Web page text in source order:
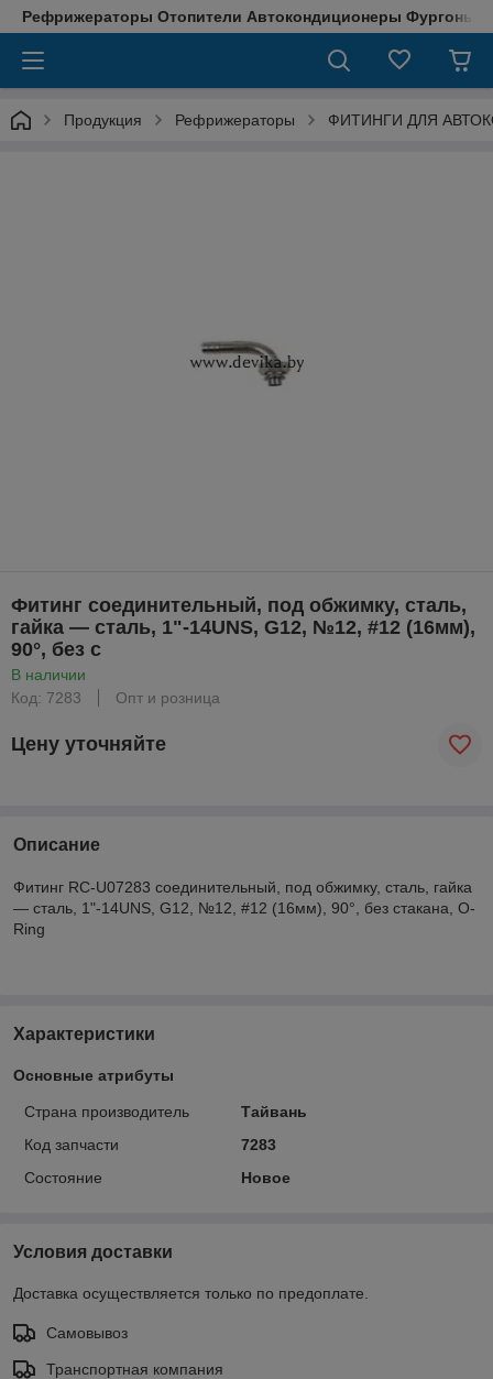
Рефрижераторы Отопители Автокондиционеры Фургоны
Продукция Рефрижераторы ФИТИНГИ ДЛЯ
Фитинг соединительный, под обжимку, сталь,
гайка — сталь, 1"-14UNS, G12, №12, #12 (16мм),
90°, без с
В наличии
Код: 7283
Опт и розница
Цену уточняйте
Описание
Фитинг RC-U07283 соединительный, под обжимку, сталь, гайка
— сталь, 1"-14UNS, G12, №12, #12 (16мм), 90°, без стакана, O-
Ring
Характеристики
Основные атрибуты
Страна производитель
Тайвань
Код запчасти
7283
Состояние
Новое
Условия доставки
Доставка осуществляется только по предоплате.
Самовывоз
Транспортная компания